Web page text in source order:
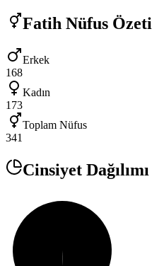
Fatih Nüfus Özeti
Erkek
168
Kadın
173
Toplam Nüfus
341
Cinsiyet Dağılımı